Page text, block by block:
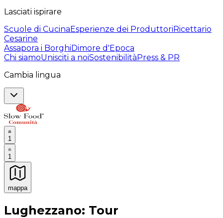
Lasciati ispirare
Scuole di CucinaEsperienze dei ProduttoriRicettario
Cesarine
Assapora i BorghiDimore d'Epoca
Chi siamoUnisciti a noiSostenibilitàPress & PR
Cambia lingua
1
1
mappa
Esperienze culinarie indimenticabili: Esperienze
Lughezzano: Tour